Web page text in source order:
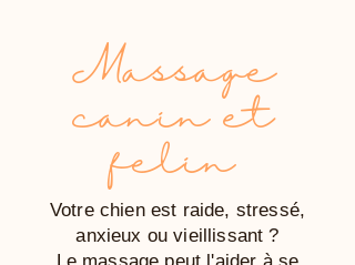
Massage
canin et
félin
Votre chien est raide, stressé,
anxieux ou vieillissant ?